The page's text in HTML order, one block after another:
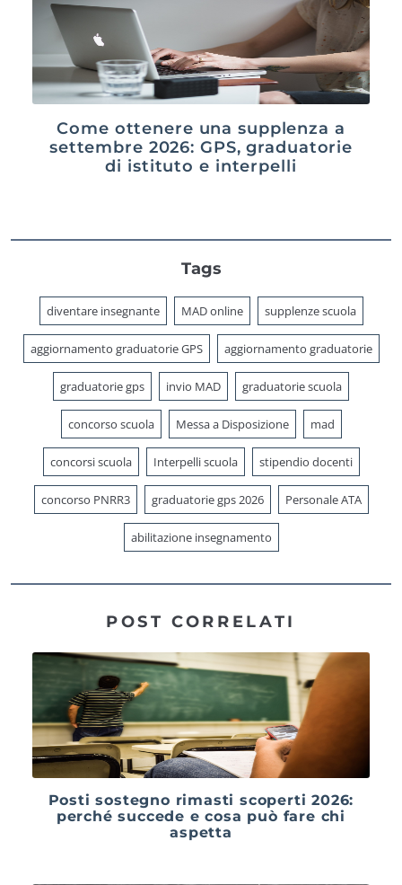
Come ottenere una supplenza a
settembre 2026: GPS, graduatorie
di istituto e interpelli
Tags
diventare insegnante MAD online supplenze scuola
aggiornamento graduatorie GPS aggiornamento graduatorie
graduatorie gps invio MAD graduatorie scuola
concorso scuola Messa a Disposizione mad
concorsi scuola Interpelli scuola stipendio docenti
concorso PNRR3 graduatorie gps 2026 Personale ATA
abilitazione insegnamento
POST CORRELATI
Posti sostegno rimasti scoperti 2026:
perché succede e cosa può fare chi
aspetta